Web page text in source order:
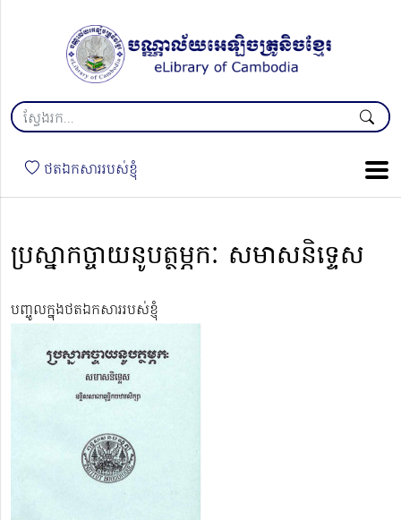
ថតឯកសាររបស់ខ្ញុំ
ប្រស្នាកច្ចាយនូបត្ថម្ភកៈ សមាសនិទ្ទេស
បញ្ចូលក្នុងថតឯកសាររបស់ខ្ញុំ